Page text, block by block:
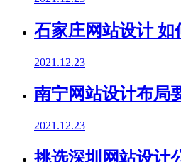
石家庄网站设计 如
2021.12.23
南宁网站设计布局
2021.12.23
挑选深圳网站设计